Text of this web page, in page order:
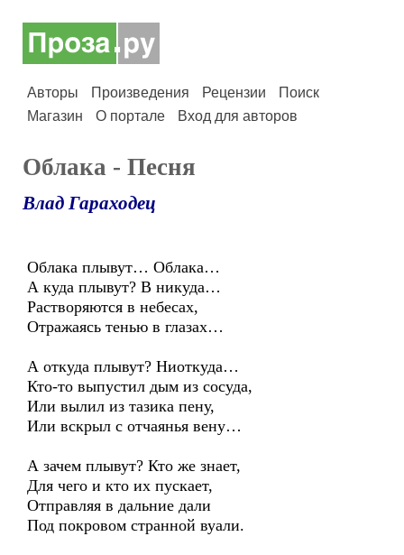
Авторы Произведения Рецензии
Поиск
Магазин
О портале Вход для авторов
Облака - Песня
Влад Гараходец
Облака плывут… Облака…
А куда плывут? В никуда…
Растворяются в небесах,
Отражаясь тенью в глазах…
А откуда плывут? Ниоткуда…
Кто-то выпустил дым из сосуда,
Или вылил из тазика пену,
Или вскрыл с отчаянья вену…
А зачем плывут? Кто же знает,
Для чего и кто их пускает,
Отправляя в дальние дали
Под покровом странной вуали.